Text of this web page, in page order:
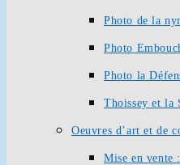
Photo de la
Photo
Photo la
Thoissey et la
Oeuvres d’art et de
Mise en vente